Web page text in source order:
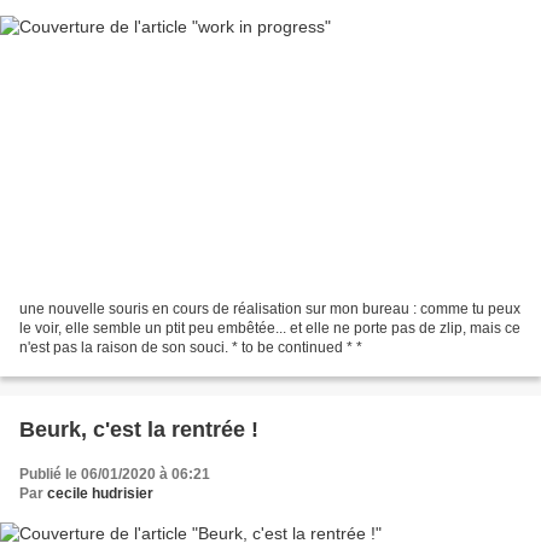
une nouvelle souris en cours de réalisation sur mon bureau : comme tu peux
le voir, elle semble un ptit peu embêtée... et elle ne porte pas de zlip, mais ce
n'est pas la raison de son souci. * to be continued * *
Beurk, c'est la rentrée !
Publié le 06/01/2020 à 06:21
Par cecile hudrisier